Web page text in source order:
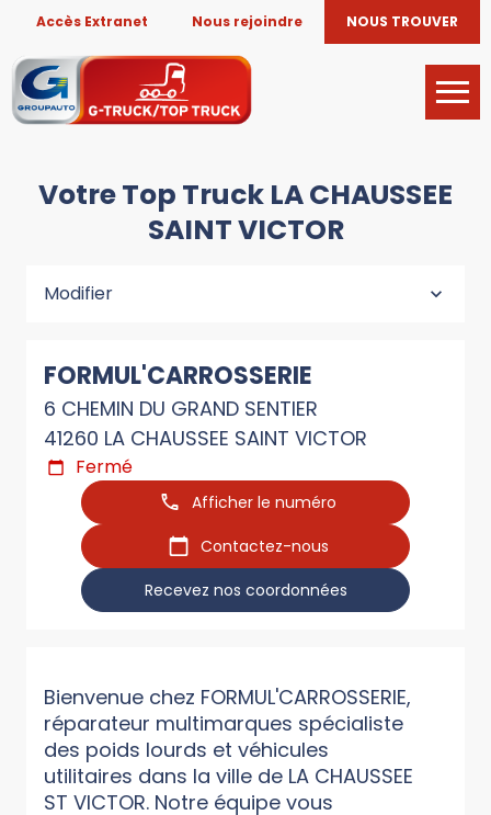
Accès Extranet Nous rejoindre NOUS TROUVER
Votre Top Truck LA CHAUSSEE
SAINT VICTOR
Modifier
FORMUL'CARROSSERIE
6 CHEMIN DU GRAND SENTIER
41260 LA CHAUSSEE SAINT VICTOR
Fermé
Afficher le numéro
Contactez-nous
Recevez nos coordonnées
Bienvenue chez FORMUL'CARROSSERIE,
réparateur multimarques spécialiste
des poids lourds et véhicules
utilitaires dans la ville de LA CHAUSSEE
ST VICTOR. Notre équipe vous